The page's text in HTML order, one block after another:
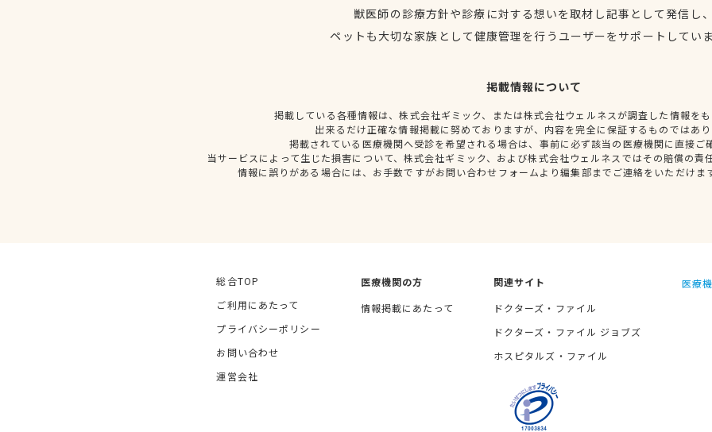
獣医師の診療方針や診療に対する想いを取材し記事として発信し
ペットも大切な家族として健康管理を行うユーザーをサポートしてい
掲載情報について
掲載している各種情報は、株式会社ギミック、または株式会社ウェルネスが調査した情報を
出来るだけ正確な情報掲載に努めておりますが、内容を完全に保証するものではあ
掲載されている医療機関へ受診を希望される場合は、事前に必ず該当の医療機関に直接ご
当サービスによって生じた損害について、株式会社ギミック、および株式会社ウェルネスではその賠償の責
情報に誤りがある場合には、お手数ですがお問い合わせフォームより編集部までご連絡をいただけま
総合TOP
ご利用にあたって
プライバシーポリシー
お問い合わせ
運営会社
医療機関の方
情報掲載にあたって
関連サイト
ドクターズ・ファイル
ドクターズ・ファイル ジョブズ
ホスピタルズ・ファイル
医療